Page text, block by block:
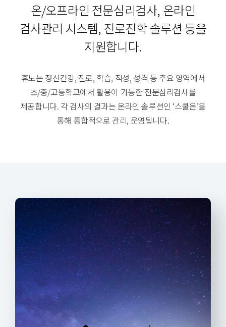
온/오프라인 전문심리검사, 온라인
검사관리 시스템, 진로진학 솔루션 등을
지원합니다.
휴노는 정신건강, 진로, 학습, 적성, 성격 등 주요 영역에서
초/중/고등학교에서 활용이 가능한 전문심리검사를
제공합니다. 각 검사의 결과는 온라인 솔루션인 ‘스쿨온’을
통해 통합적으로 관리, 운영됩니다.